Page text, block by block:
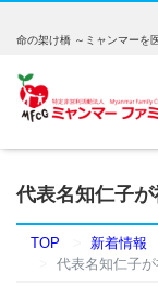
命の架け橋 ～ミャンマーを
代表名知仁子
TOP
新着情報
代表名知仁子